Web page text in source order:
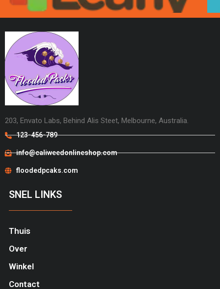
203, Envato Labs, Behind Alis Steet, Melbourne, Australia.
123-456-789
info@caliweedonlineshop.com
floodedpcaks.com
SNEL LINKS
Thuis
Over
Winkel
Contact